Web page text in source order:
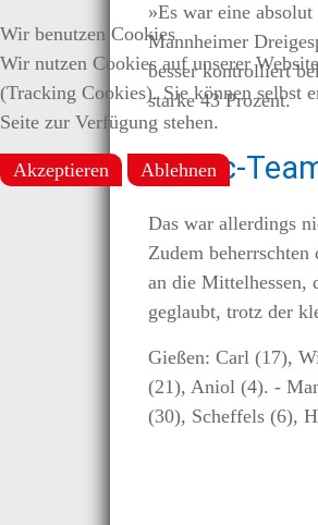
»Es war eine
Mannheimer
besser kontrolliert
starke 43 Prozent.
Kostic-
Das war allerdings
Zudem
an die Mittelhessen,
geglaubt, trotz der
Gießen: Carl (17),
(21), Aniol (4). -
(30), Scheffels (6),
Wir benutzen Cookies
Wir nutzen Cookies auf unserer
(Tracking Cookies). Sie können selbst
Seite zur Verfügung stehen.
Akzeptieren
Ablehnen